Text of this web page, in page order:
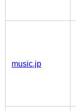
music.jp